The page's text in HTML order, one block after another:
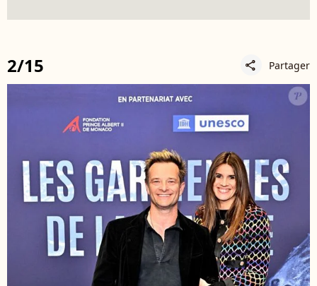
2/15 share Partager